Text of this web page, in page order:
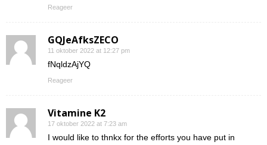
Reageer
GQJeAfksZECO
11 oktober 2022 at 12:27 pm
fNqldzAjYQ
Reageer
Vitamine K2
17 oktober 2022 at 7:23 am
I would like to thnkx for the efforts you have put in